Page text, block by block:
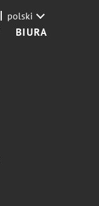
BIURA
polski